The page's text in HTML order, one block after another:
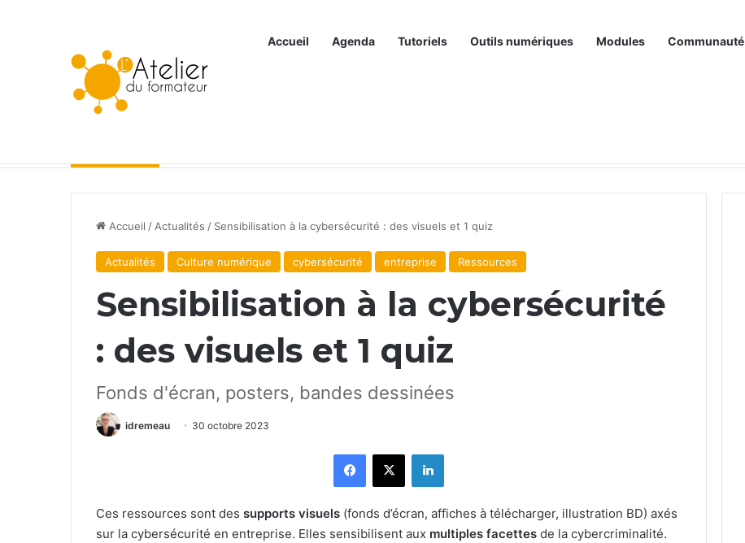
Accueil Agenda Tutoriels Outils numériques Modules Communauté
Accueil / Actualités / Sensibilisation à la cybersécurité : des visuels et 1 quiz
Actualités Culture numérique cybersécurité entreprise Ressources
Sensibilisation à la cybersécurité
: des visuels et 1 quiz
Fonds d'écran, posters, bandes dessinées
idremeau 30 octobre 2023
Facebook
X Linkedin
Ces ressources sont des supports visuels (fonds d’écran, affiches à télécharger, illustration BD) axés
sur la cybersécurité en entreprise. Elles sensibilisent aux multiples facettes de la cybercriminalité.